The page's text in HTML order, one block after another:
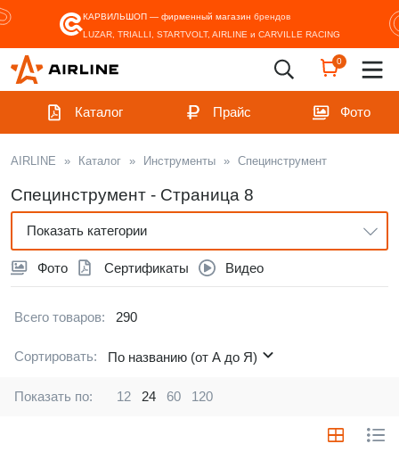
КАРВИЛЬШОП — фирменный магазин брендов
LUZAR, TRIALLI, STARTVOLT, AIRLINE и CARVILLE RACING
0
Каталог Прайс Фото
AIRLINE » Каталог » Инструменты » Специнструмент
Специнструмент - Страница 8
Фото Сертификаты Видео
Показать категории
Всего товаров: 290
Сортировать: По названию (от А до Я)
Показать по: 12 24 60 120